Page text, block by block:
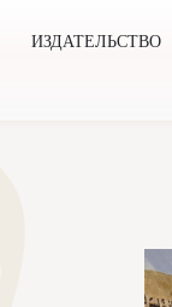
ИЗДАТЕЛЬСТВО